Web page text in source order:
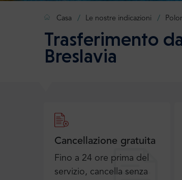
Casa Le nostre indicazioni
Trasferimento
Breslavia
Cancellazione gratuita
Fino a 24 ore prima del
servizio, cancella senza